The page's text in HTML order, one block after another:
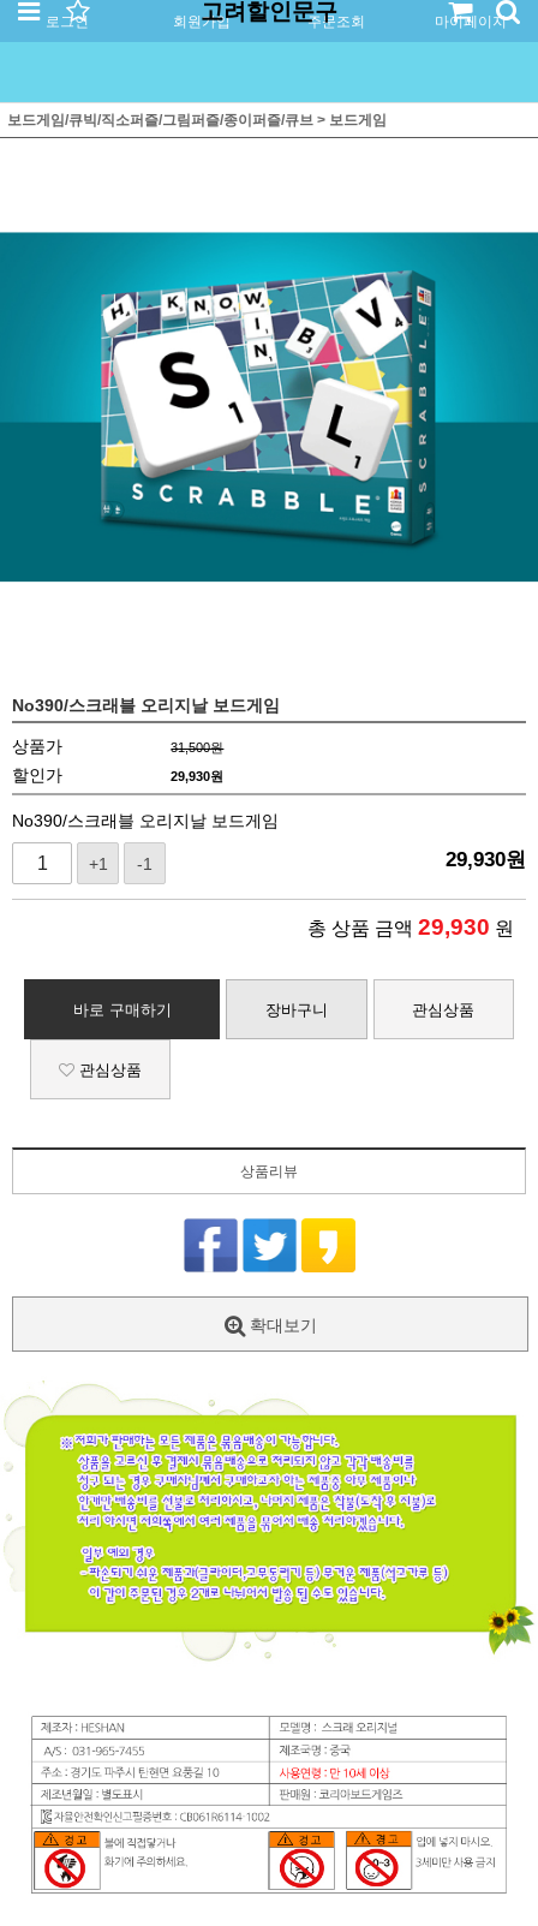
로그인 회원가입 주문조회 마이페이지
고려할인문구
보드게임/큐빅/직소퍼즐/그림퍼즐/종이퍼즐/큐브 > 보드게임
No390/스크래블 오리지날 보드게임
상품가 31,500원
할인가 29,930원
No390/스크래블 오리지날 보드게임
+1 -1 29,930원
총 상품 금액 29,930 원
바로 구매하기 장바구니 관심상품
관심상품
상품리뷰
확대보기